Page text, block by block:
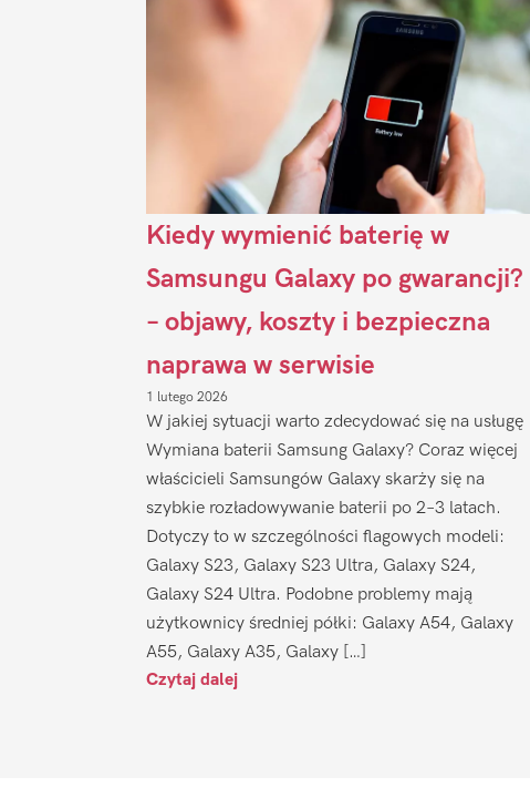
Kiedy wymienić baterię w
Samsungu Galaxy po gwarancji?
– objawy, koszty i bezpieczna
naprawa w serwisie
1 lutego 2026
W jakiej sytuacji warto zdecydować się na usługę
Wymiana baterii Samsung Galaxy? Coraz więcej
właścicieli Samsungów Galaxy skarży się na
szybkie rozładowywanie baterii po 2–3 latach.
Dotyczy to w szczególności flagowych modeli:
Galaxy S23, Galaxy S23 Ultra, Galaxy S24,
Galaxy S24 Ultra. Podobne problemy mają
użytkownicy średniej półki: Galaxy A54, Galaxy
A55, Galaxy A35, Galaxy […]
Czytaj dalej